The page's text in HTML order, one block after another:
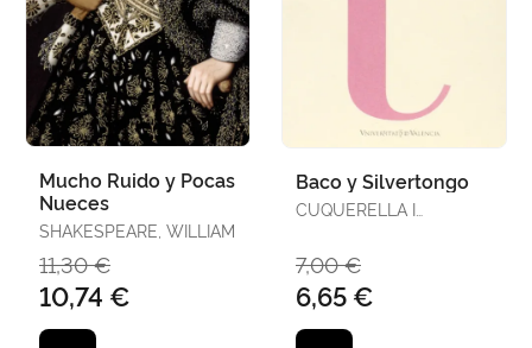
Mucho Ruido y Pocas
Nueces
SHAKESPEARE, WILLIAM
11,30 €
10,74 €
Baco y Silvertongo
CUQUERELLA I
7,00 €
6,65 €